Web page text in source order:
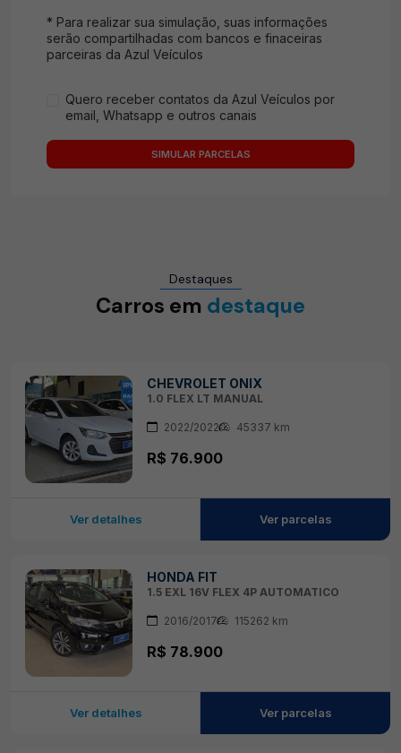
* Para realizar sua simulação, suas informações
serão compartilhadas com bancos e finaceiras
parceiras da Azul Veículos
Quero receber contatos da Azul Veículos por
email, Whatsapp e outros canais
SIMULAR PARCELAS
Destaques
Carros em destaque
CHEVROLET ONIX
1.0 FLEX LT MANUAL
2022/2022 45337 km
R$ 76.900
Ver detalhes Ver parcelas
HONDA FIT
1.5 EXL 16V FLEX 4P AUTOMATICO
2016/2017 115262 km
R$ 78.900
Ver detalhes Ver parcelas